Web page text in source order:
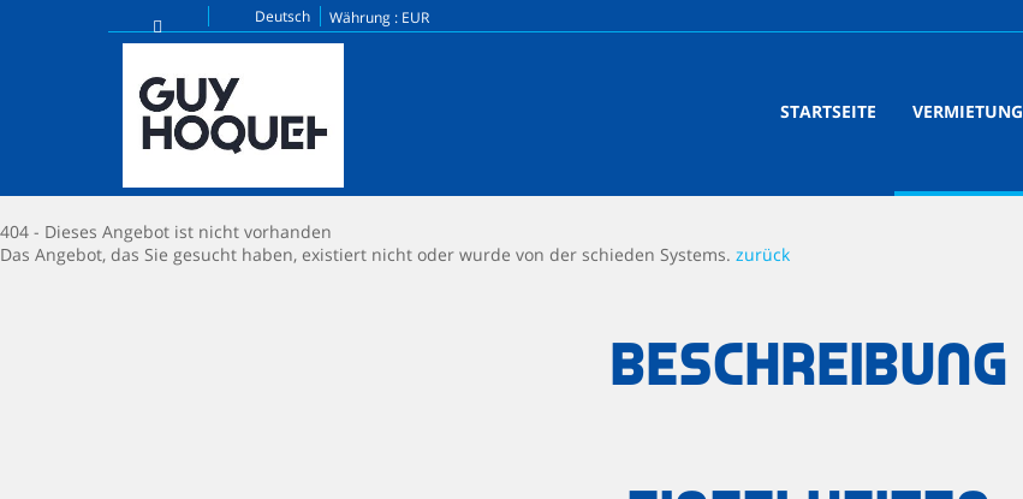
Deutsch Währung : EUR
STARTSEITE VERMIETUNG
404 - Dieses Angebot ist nicht vorhanden
Das Angebot, das Sie gesucht haben, existiert nicht oder wurde von der schieden Systems. zurück
Beschreibung